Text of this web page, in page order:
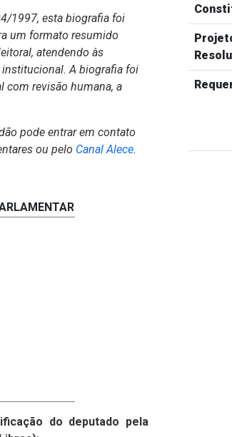
1997, esta biografia foi
um formato resumido
atendendo às
A biografia foi
com revisão humana, a
pode entrar em contato
ou pelo Canal Alece(Abre em nova
.
do deputado pela